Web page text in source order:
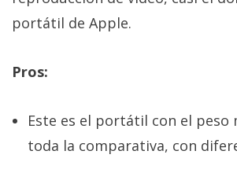
portátil de Apple.
Pros:
Este es el portátil con el peso
toda la comparativa, con